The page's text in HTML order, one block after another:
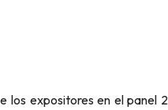
los expositores en el panel 2